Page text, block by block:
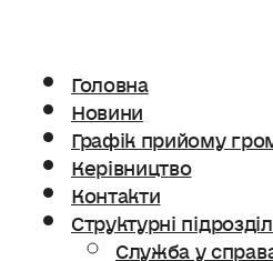
Головна
Новини
Графік прийому
Керівництво
Контакти
Структурні
Служба у